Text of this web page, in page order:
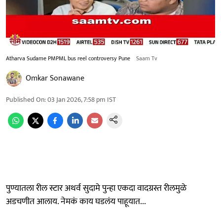
Atharva Sudame PMPML bus reel controversy Pune Saam Tv
Omkar Sonawane
Published On:03 Jan 2026, 7:58 pm IST
पुण्यातला रील स्टार अथर्व सुदामे पुन्हा एकदा वादग्रस्त रीलमुळे
अडचणीत आलाय. नेमकं काय घडलंय पाहूयात...